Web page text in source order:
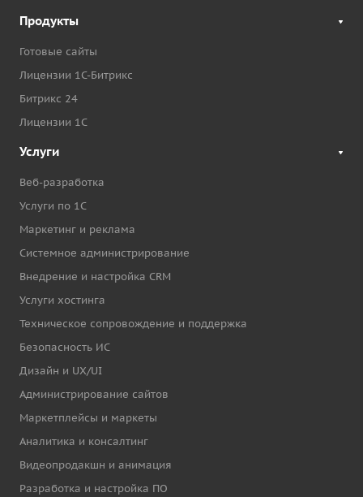
Продукты
Готовые сайты
Лицензии 1С-Битрикс
Битрикс 24
Лицензии 1С
Услуги
Веб-разработка
Услуги по 1С
Маркетинг и реклама
Системное администрирование
Внедрение и настройка CRM
Услуги хостинга
Техническое сопровождение и поддержка
Безопасность ИС
Дизайн и UX/UI
Администрирование сайтов
Маркетплейсы и маркеты
Аналитика и консалтинг
Видеопродакшн и анимация
Разработка и настройка ПО